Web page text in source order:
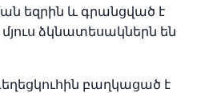
եզրին և գրանցված է
ձկնատեսակներն են
բաղկացած է